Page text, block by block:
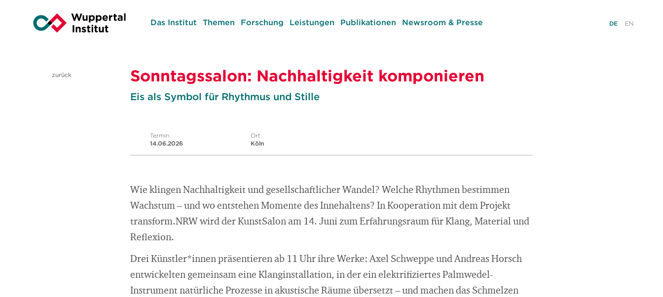
Das Institut Themen Forschung Leistungen Publikationen Newsroom & Presse DE EN
zurück Sonntagssalon: Nachhaltigkeit komponieren
Eis als Symbol für Rhythmus und Stille
Termin
14.06.2026
Ort
Köln
Wie klingen Nachhaltigkeit und gesellschaftlicher Wandel? Welche Rhythmen bestimmen
Wachstum – und wo entstehen Momente des Innehaltens? In Kooperation mit dem Projekt
transform.NRW wird der KunstSalon am 14. Juni zum Erfahrungsraum für Klang, Material und
Reflexion.
Drei Künstler*innen präsentieren ab 11 Uhr ihre Werke: Axel Schweppe und Andreas Horsch
entwickelten gemeinsam eine Klanginstallation, in der ein elektrifiziertes Palmwedel-
Instrument natürliche Prozesse in akustische Räume übersetzt – und machen das Schmelzen